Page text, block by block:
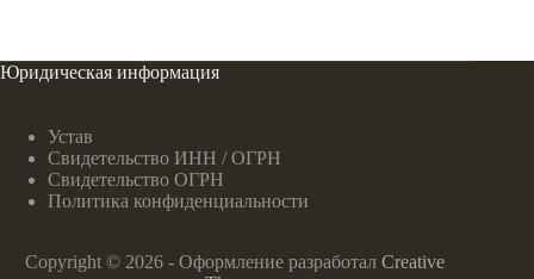
Юридическая информация
Устав
Свидетельство ИНН / ОГРН
Свидетельство ОГРН
Политика конфиденциальности
Copyright © 2026 - Оформление разработалCreative